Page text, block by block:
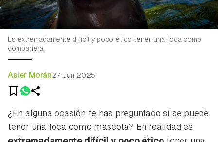
Es extremadamente difícil y poco ético tener una foca como
compañera.
Asier Morán27 Jun 2025
¿En alguna ocasión te has preguntado si se puede
tener una foca como mascota? En realidad es